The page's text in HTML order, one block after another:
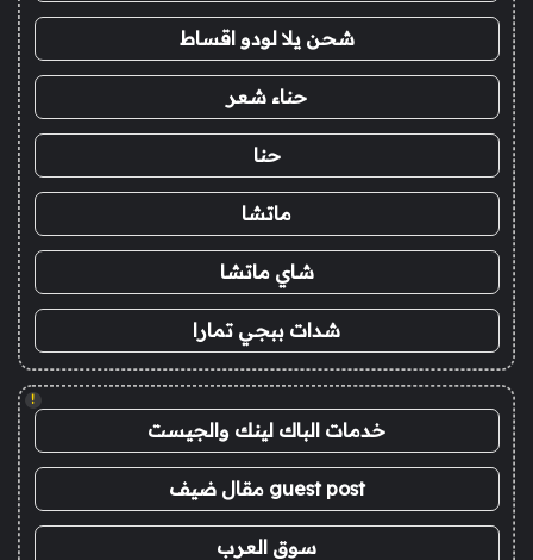
شحن يلا لودو اقساط
حناء شعر
حنا
ماتشا
شاي ماتشا
شدات ببجي تمارا
!
خدمات الباك لينك والجيست
guest post مقال ضيف
سوق العرب